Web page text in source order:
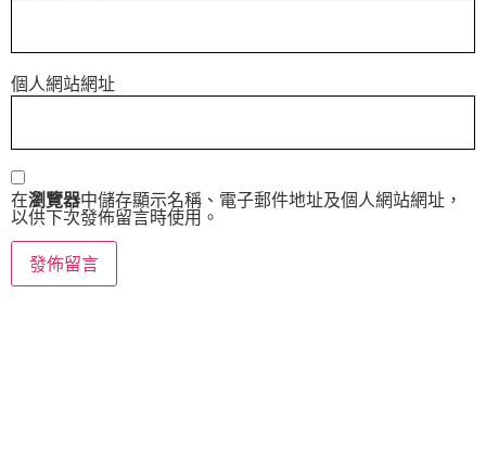
個人網站網址
在瀏覽器中儲存顯示名稱、電子郵件地址及個人網站網址，
以供下次發佈留言時使用。